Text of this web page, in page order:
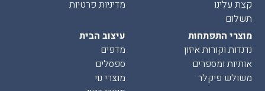
קצת עלינו
תשלום
מדיניות פרטיות
מוצרי התפתחות
נדנדות וקורות איזון
אותיות ומספרים
משולש פיקלר
עיצוב הבית
מדפים
ספסלים
מוצרי נוי